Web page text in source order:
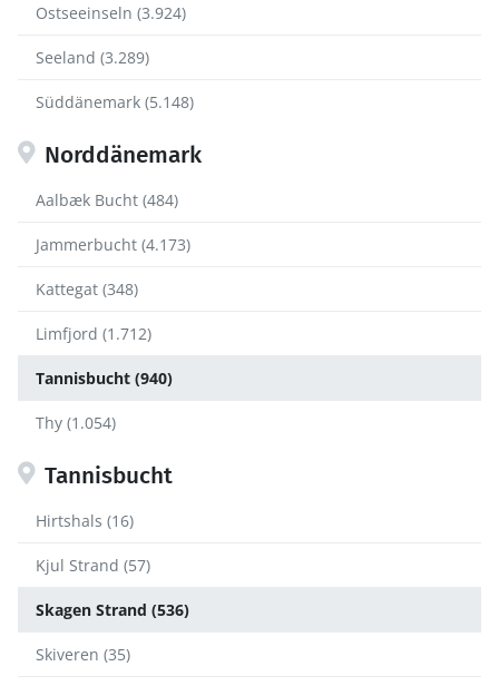
Ostseeinseln (3.924)
Seeland (3.289)
Süddänemark (5.148)
Norddänemark
Aalbæk Bucht (484)
Jammerbucht (4.173)
Kattegat (348)
Limfjord (1.712)
Tannisbucht (940)
Thy (1.054)
Tannisbucht
Hirtshals (16)
Kjul Strand (57)
Skagen Strand (536)
Skiveren (35)